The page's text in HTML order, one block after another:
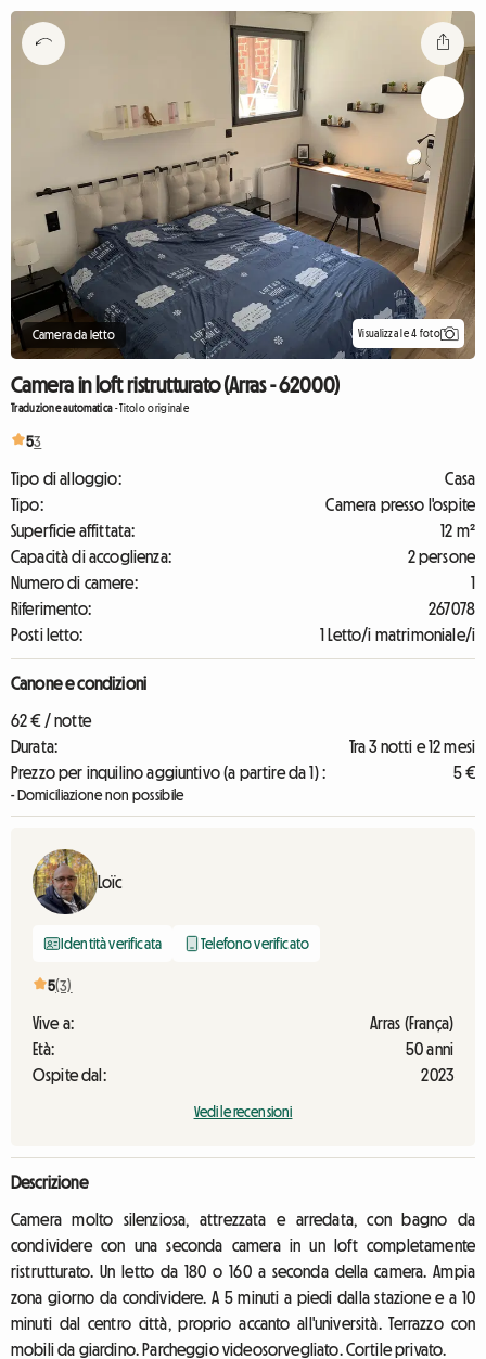
Camera da letto Visualizza le 4 foto
Camera in loft ristrutturato (Arras - 62000)
Traduzione automatica-Titolo originale
53
Tipo di alloggio:
Casa
Tipo:
Camera presso l'ospite
Superficie affittata:
12 m²
Capacità di accoglienza:
2 persone
Numero di camere:
1
Riferimento:
267078
Posti letto:
1 Letto/i matrimoniale/i
Canone e condizioni
62 € / notte
Durata:
Tra 3 notti e 12 mesi
Prezzo per inquilino aggiuntivo (a partire da 1) :
5 €
- Domiciliazione non possibile
Loïc
Identità verificata Telefono verificato
5(3)
Vive a:
Arras (França)
Età:
50 anni
Ospite dal:
2023
Vedi le recensioni
Descrizione
Camera molto silenziosa, attrezzata e arredata, con bagno da
condividere con una seconda camera in un loft completamente
ristrutturato. Un letto da 180 o 160 a seconda della camera. Ampia
zona giorno da condividere. A 5 minuti a piedi dalla stazione e a 10
minuti dal centro città, proprio accanto all'università. Terrazzo con
mobili da giardino. Parcheggio videosorvegliato. Cortile privato.